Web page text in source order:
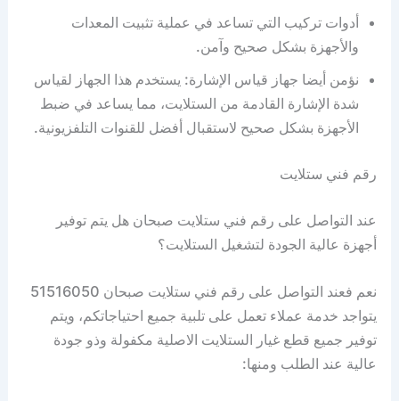
أدوات تركيب التي تساعد في عملية تثبيت المعدات
والأجهزة بشكل صحيح وآمن.
نؤمن أيضا جهاز قياس الإشارة: يستخدم هذا الجهاز لقياس
شدة الإشارة القادمة من الستلايت، مما يساعد في ضبط
الأجهزة بشكل صحيح لاستقبال أفضل للقنوات التلفزيونية.
رقم فني ستلايت
عند التواصل على رقم فني ستلايت صبحان هل يتم توفير
أجهزة عالية الجودة لتشغيل الستلايت؟
نعم فعند التواصل على رقم فني ستلايت صبحان 51516050
يتواجد خدمة عملاء تعمل على تلبية جميع احتياجاتكم، ويتم
توفير جميع قطع غيار الستلايت الاصلية مكفولة وذو جودة
عالية عند الطلب ومنها: